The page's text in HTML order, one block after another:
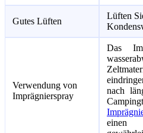
Gutes Lüften
Lüften
Verwendung von
Imprägnierspray
Das
nach
einen